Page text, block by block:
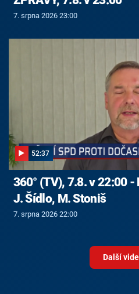
7. srpna 2026 23:00
52:37
360° (TV), 7.8. v 22:00
J. Šídlo, M. Stoniš
7. srpna 2026 22:00
Další